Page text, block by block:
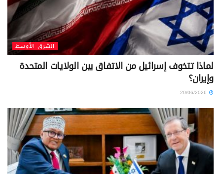
الشرق الأوسط
لماذا تتخوف إسرائيل من الاتفاق بين الولايات المتحدة
وإيران؟